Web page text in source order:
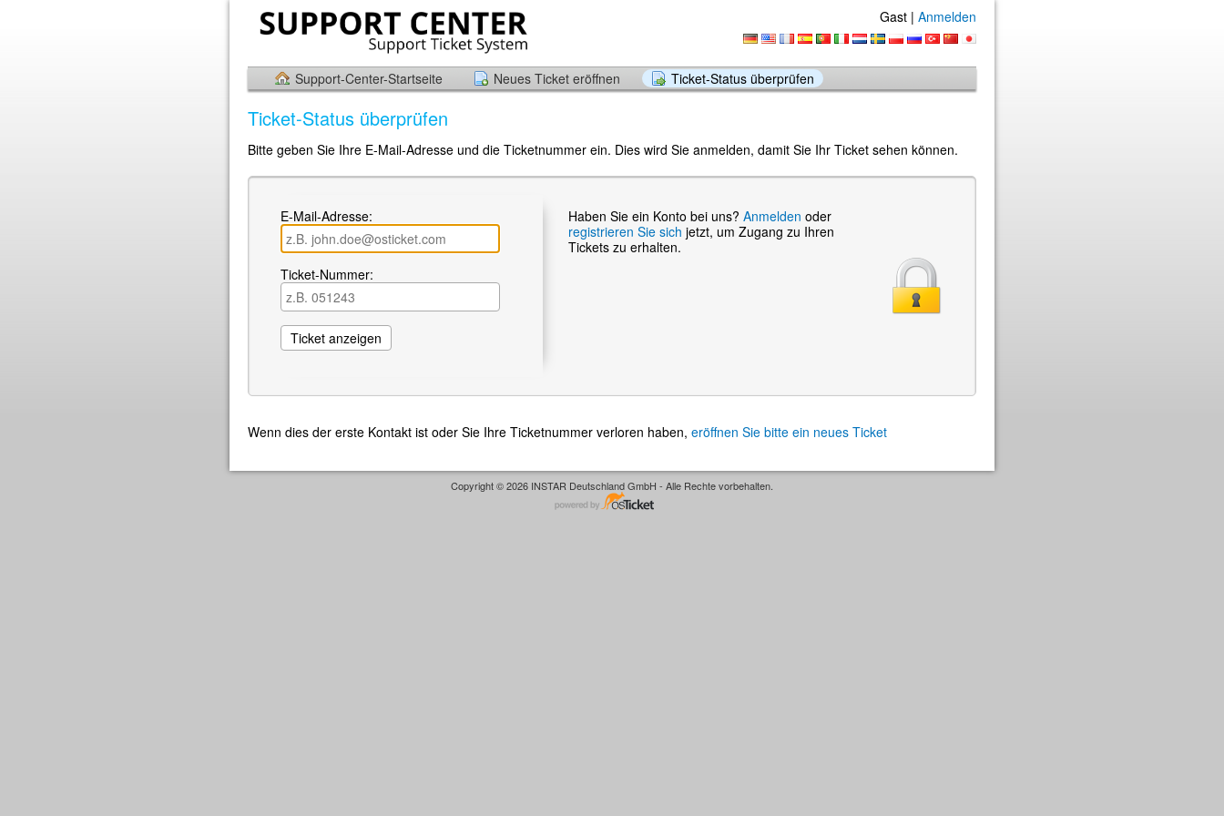
Gast | Anmelden
Support-Center-Startseite Neues Ticket eröffnen Ticket-Status überprüfen
Ticket-Status überprüfen
Bitte geben Sie Ihre E-Mail-Adresse und die Ticketnummer ein. Dies wird Sie anmelden, damit Sie Ihr Ticket sehen können.
E-Mail-Adresse:
Ticket-Nummer:
Haben Sie ein Konto bei uns? Anmelden oder
registrieren Sie sich jetzt, um Zugang zu Ihren
Tickets zu erhalten.
Wenn dies der erste Kontakt ist oder Sie Ihre Ticketnummer verloren haben, eröffnen Sie bitte ein neues Ticket
Copyright © 2026 INSTAR Deutschland GmbH - Alle Rechte vorbehalten.